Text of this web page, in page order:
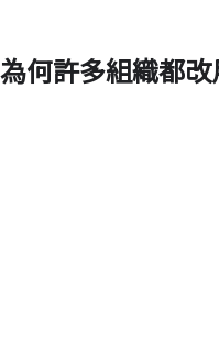
為何許多組織都